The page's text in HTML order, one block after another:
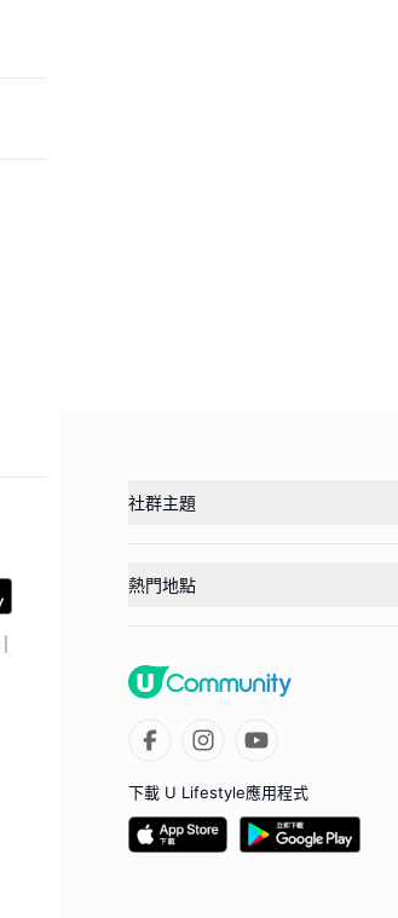
社群主題
熱門地點
下載 U Lifestyle應用程式